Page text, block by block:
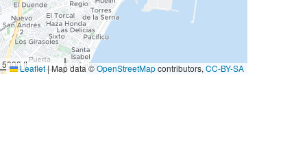
5000 ftLeaflet|Map data ©OpenStreetMapcontributors, CC-BY-SA